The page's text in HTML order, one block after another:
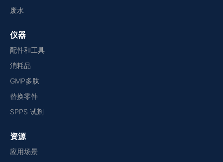
废水
仪器
配件和工具
消耗品
GMP多肽
替换零件
SPPS 试剂
资源
应用场景